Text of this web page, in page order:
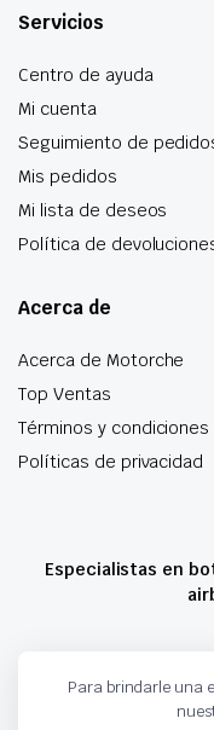
Servicios
Centro de ayuda
Mi cuenta
Seguimiento de
Mis pedidos
Mi lista de deseos
Política de
Acerca de
Acerca de Motorche
Top Ventas
Términos y condiciones
Políticas de privacidad
Especialistas en
Copyright 2024 © Motorche
Para brindarle una